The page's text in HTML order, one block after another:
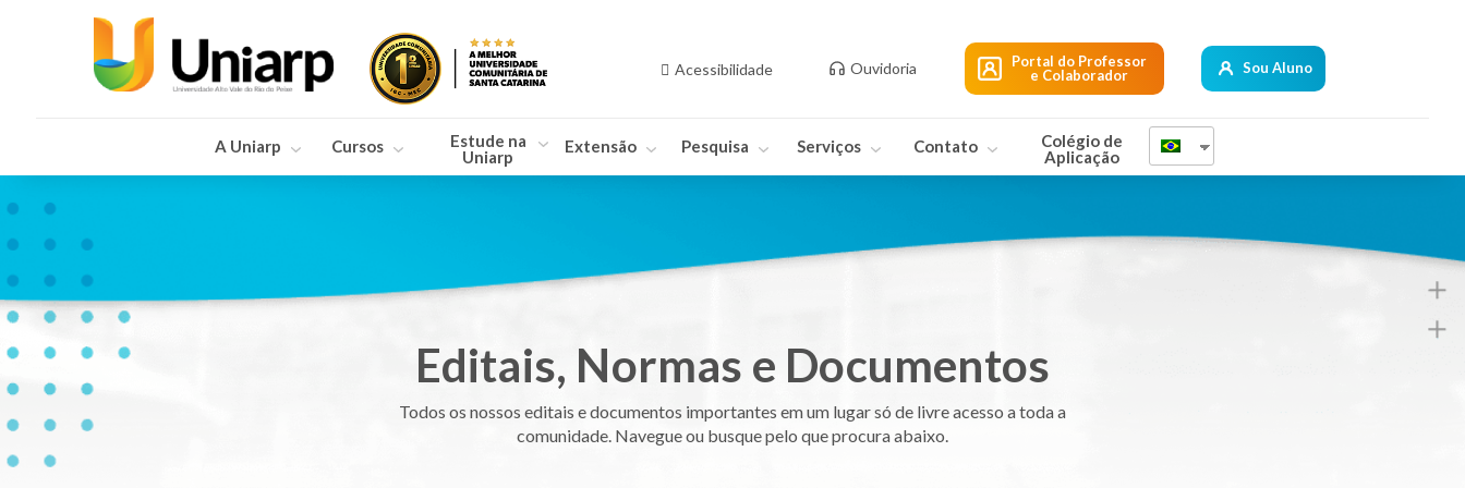
Acessibilidade Ouvidoria
Portal do Professor
e Colaborador
Sou Aluno
A Uniarp Cursos
Estude na
Uniarp
Extensão Pesquisa Serviços Contato
Colégio de
Aplicação
Editais, Normas e Documentos
Todos os nossos editais e documentos importantes em um lugar só de livre acesso a toda a
comunidade. Navegue ou busque pelo que procura abaixo.